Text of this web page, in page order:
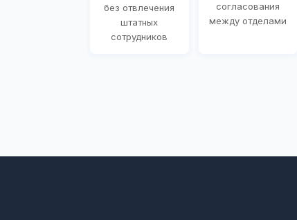
без отвлечения
штатных
сотрудников
согласования
между отделами